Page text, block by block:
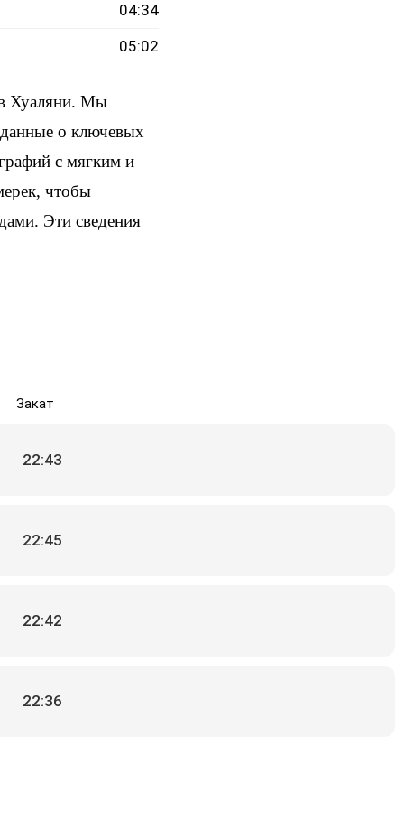
04:34
05:02
Хуаляни. Мы
данные о ключевых
с мягким и
чтобы
Эти сведения
Закат
22:43
22:45
22:42
22:36